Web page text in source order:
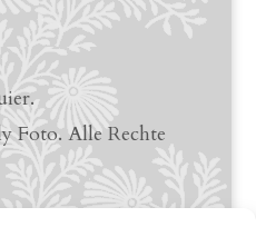
Foto. Alle Rechte